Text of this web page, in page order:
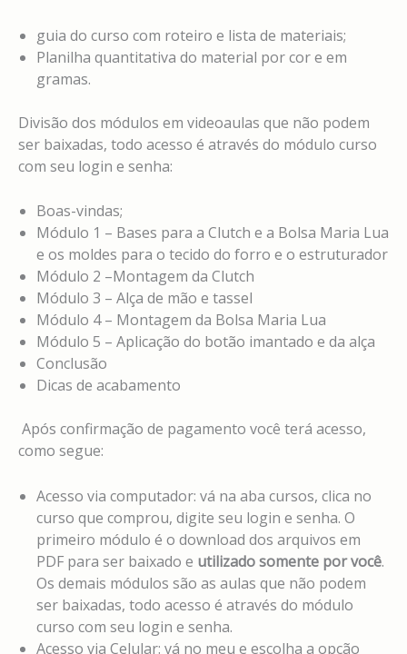
guia do curso com roteiro e lista de materiais;
Planilha quantitativa do material por cor e em
gramas.
Divisão dos módulos em videoaulas que não podem
ser baixadas, todo acesso é através do módulo curso
com seu login e senha:
Boas-vindas;
Módulo 1 – Bases para a Clutch e a Bolsa Maria Lua
e os moldes para o tecido do forro e o estruturador
Módulo 2 –Montagem da Clutch
Módulo 3 – Alça de mão e tassel
Módulo 4 – Montagem da Bolsa Maria Lua
Módulo 5 – Aplicação do botão imantado e da alça
Conclusão
Dicas de acabamento
Após confirmação de pagamento você terá acesso,
como segue:
Acesso via computador: vá na aba cursos, clica no
curso que comprou, digite seu login e senha. O
primeiro módulo é o download dos arquivos em
PDF para ser baixado e utilizado somente por você.
Os demais módulos são as aulas que não podem
ser baixadas, todo acesso é através do módulo
curso com seu login e senha.
Acesso via Celular: vá no meu e escolha a opção